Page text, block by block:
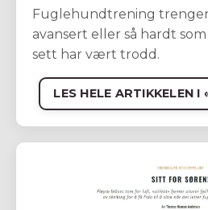
Fuglehundtrening
avansert eller så hardt
sett har vært trodd.
LES HELE ARTIKKELEN I